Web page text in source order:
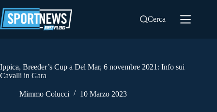
al
contenuto
Cerca
Ippica, Breeder’s Cup a Del Mar, 6 novembre 2021: Info sui
Cavalli in Gara
Mimmo Colucci 10 Marzo 2023